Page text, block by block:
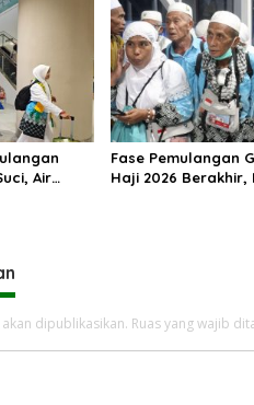
Air
Fase Pemulangan
Haji 2026 Berakhir,
dipublikasikan. Ruas yang wajib